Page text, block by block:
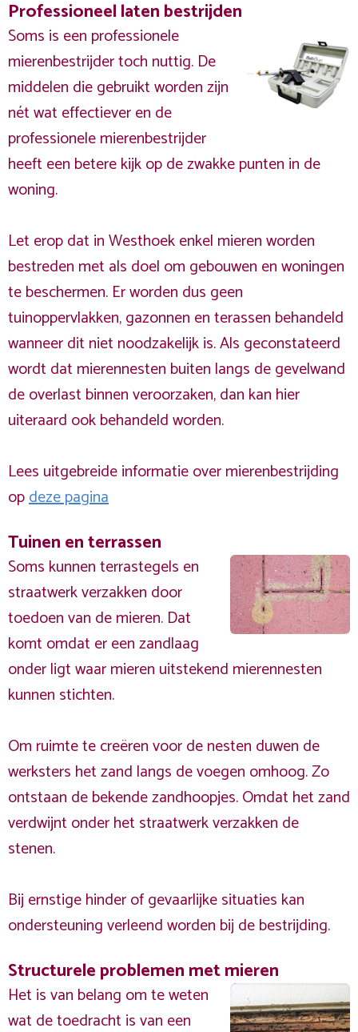
Professioneel laten bestrijden
Soms is een professionele
mierenbestrijder toch nuttig. De
middelen die gebruikt worden zijn
nét wat effectiever en de
professionele mierenbestrijder
heeft een betere kijk op de zwakke punten in de
woning.
Let erop dat in Westhoek enkel mieren worden
bestreden met als doel om gebouwen en woningen
te beschermen. Er worden dus geen
tuinoppervlakken, gazonnen en terassen behandeld
wanneer dit niet noodzakelijk is. Als geconstateerd
wordt dat mierennesten buiten langs de gevelwand
de overlast binnen veroorzaken, dan kan hier
uiteraard ook behandeld worden.
Lees uitgebreide informatie over mierenbestrijding
opdeze pagina
Tuinen en terrassen
Soms kunnen terrastegels en
straatwerk verzakken door
toedoen van de mieren. Dat
komt omdat er een zandlaag
onder ligt waar mieren uitstekend mierennesten
kunnen stichten.
Om ruimte te creëren voor de nesten duwen de
werksters het zand langs de voegen omhoog. Zo
ontstaan de bekende zandhoopjes. Omdat het zand
verdwijnt onder het straatwerk verzakken de
stenen.
Bij ernstige hinder of gevaarlijke situaties kan
ondersteuning verleend worden bij de bestrijding.
Structurele problemen met mieren
Het is van belang om te weten
wat de toedracht is van een